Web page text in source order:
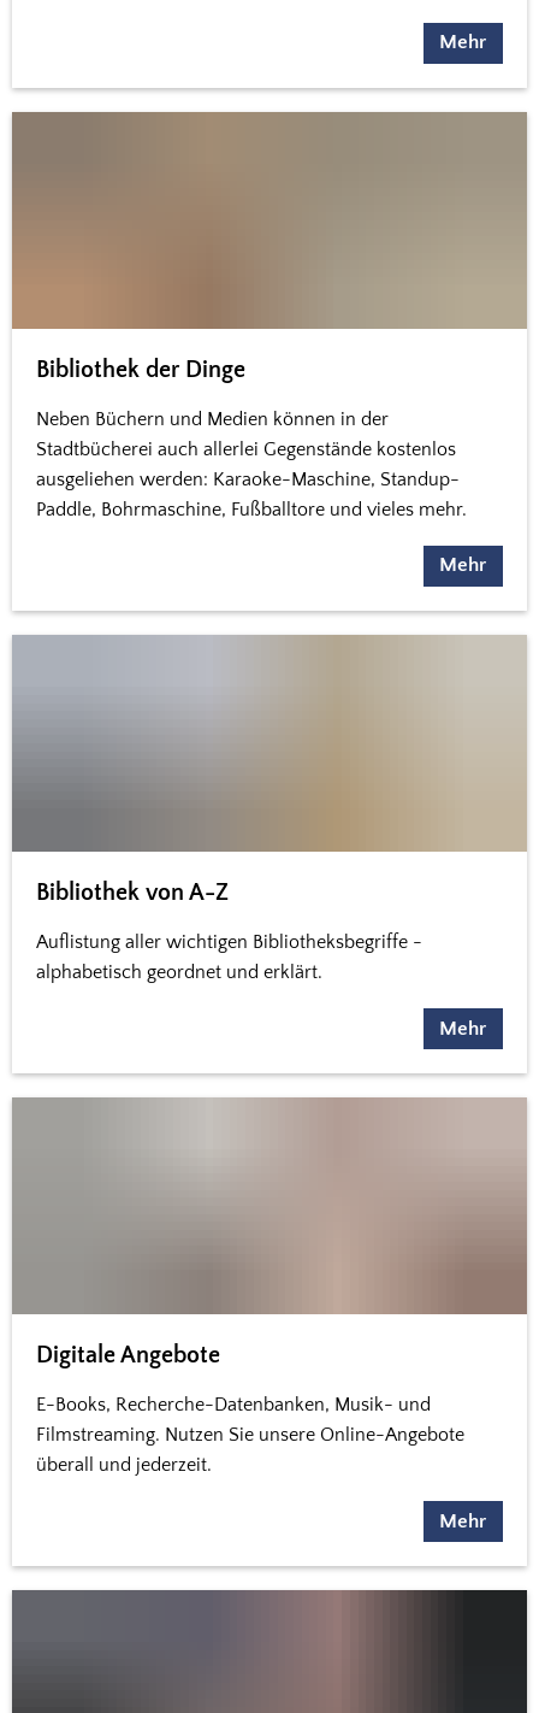
Mehr
Bibliothek der Dinge
Neben Büchern und Medien können in der
Stadtbücherei auch allerlei Gegenstände kostenlos
ausgeliehen werden: Karaoke-Maschine, Standup-
Paddle, Bohrmaschine, Fußballtore und vieles mehr.
Mehr
Bibliothek von A-Z
Auflistung aller wichtigen Bibliotheksbegriffe -
alphabetisch geordnet und erklärt.
Mehr
Digitale Angebote
E-Books, Recherche-Datenbanken, Musik- und
Filmstreaming. Nutzen Sie unsere Online-Angebote
überall und jederzeit.
Mehr